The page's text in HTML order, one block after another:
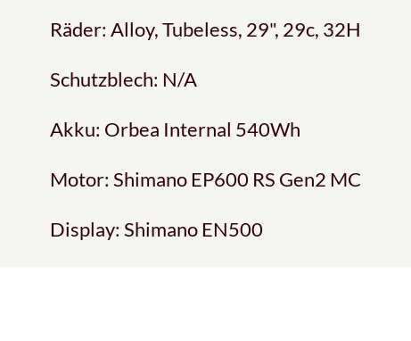
Räder: Alloy, Tubeless, 29", 29c, 32H
Schutzblech: N/A
Akku: Orbea Internal 540Wh
Motor: Shimano EP600 RS Gen2 MC
Display: Shimano EN500